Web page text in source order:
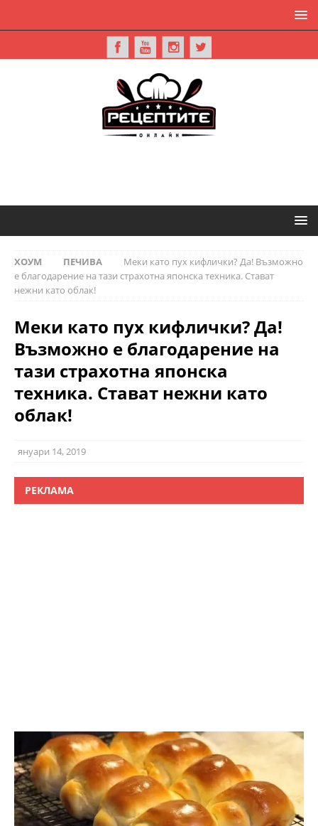
ХОУМ ПЕЧИВА
Меки като пух кифлички? Да! Възможно
е благодарение на тази страхотна японска техника. Стават
нежни като облак!
Меки като пух кифлички? Да!
Възможно е благодарение на
тази страхотна японска
техника. Стават нежни като
облак!
януари 14, 2019
РЕКЛАМА